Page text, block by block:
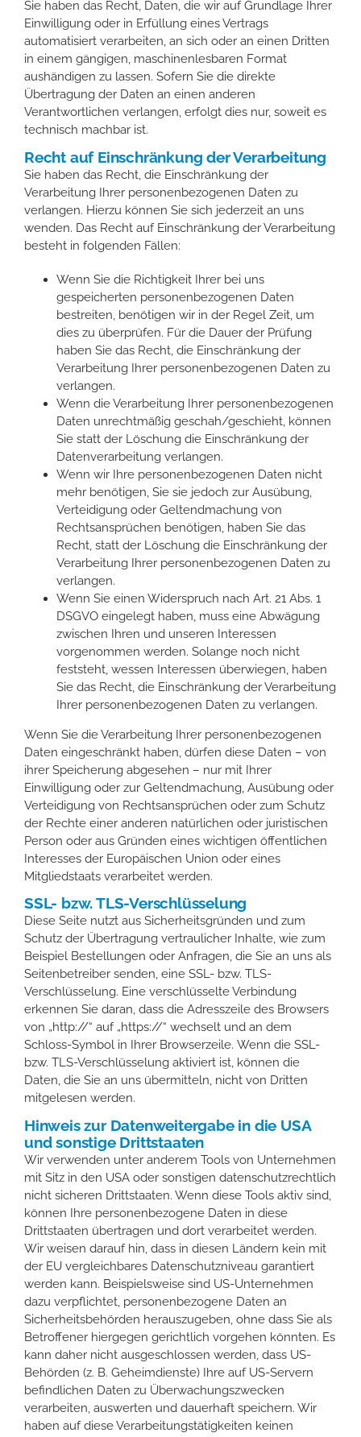
Sie haben das Recht, Daten, die wir auf Grundlage Ihrer
Einwilligung oder in Erfüllung eines Vertrags
automatisiert verarbeiten, an sich oder an einen Dritten
in einem gängigen, maschinenlesbaren Format
aushändigen zu lassen. Sofern Sie die direkte
Übertragung der Daten an einen anderen
Verantwortlichen verlangen, erfolgt dies nur, soweit es
technisch machbar ist.
Recht auf Einschränkung der Verarbeitung
Sie haben das Recht, die Einschränkung der
Verarbeitung Ihrer personenbezogenen Daten zu
verlangen. Hierzu können Sie sich jederzeit an uns
wenden. Das Recht auf Einschränkung der Verarbeitung
besteht in folgenden Fällen:
Wenn Sie die Richtigkeit Ihrer bei uns
gespeicherten personenbezogenen Daten
bestreiten, benötigen wir in der Regel Zeit, um
dies zu überprüfen. Für die Dauer der Prüfung
haben Sie das Recht, die Einschränkung der
Verarbeitung Ihrer personenbezogenen Daten zu
verlangen.
Wenn die Verarbeitung Ihrer personenbezogenen
Daten unrechtmäßig geschah/geschieht, können
Sie statt der Löschung die Einschränkung der
Datenverarbeitung verlangen.
Wenn wir Ihre personenbezogenen Daten nicht
mehr benötigen, Sie sie jedoch zur Ausübung,
Verteidigung oder Geltendmachung von
Rechtsansprüchen benötigen, haben Sie das
Recht, statt der Löschung die Einschränkung der
Verarbeitung Ihrer personenbezogenen Daten zu
verlangen.
Wenn Sie einen Widerspruch nach Art. 21 Abs. 1
DSGVO eingelegt haben, muss eine Abwägung
zwischen Ihren und unseren Interessen
vorgenommen werden. Solange noch nicht
feststeht, wessen Interessen überwiegen, haben
Sie das Recht, die Einschränkung der Verarbeitung
Ihrer personenbezogenen Daten zu verlangen.
Wenn Sie die Verarbeitung Ihrer personenbezogenen
Daten eingeschränkt haben, dürfen diese Daten – von
ihrer Speicherung abgesehen – nur mit Ihrer
Einwilligung oder zur Geltendmachung, Ausübung oder
Verteidigung von Rechtsansprüchen oder zum Schutz
der Rechte einer anderen natürlichen oder juristischen
Person oder aus Gründen eines wichtigen öffentlichen
Interesses der Europäischen Union oder eines
Mitgliedstaats verarbeitet werden.
SSL- bzw. TLS-Verschlüsselung
Diese Seite nutzt aus Sicherheitsgründen und zum
Schutz der Übertragung vertraulicher Inhalte, wie zum
Beispiel Bestellungen oder Anfragen, die Sie an uns als
Seitenbetreiber senden, eine SSL- bzw. TLS-
Verschlüsselung. Eine verschlüsselte Verbindung
erkennen Sie daran, dass die Adresszeile des Browsers
von „http://“ auf „https://“ wechselt und an dem
Schloss-Symbol in Ihrer Browserzeile. Wenn die SSL-
bzw. TLS-Verschlüsselung aktiviert ist, können die
Daten, die Sie an uns übermitteln, nicht von Dritten
mitgelesen werden.
Hinweis zur Datenweitergabe in die USA
und sonstige Drittstaaten
Wir verwenden unter anderem Tools von Unternehmen
mit Sitz in den USA oder sonstigen datenschutzrechtlich
nicht sicheren Drittstaaten. Wenn diese Tools aktiv sind,
können Ihre personenbezogene Daten in diese
Drittstaaten übertragen und dort verarbeitet werden.
Wir weisen darauf hin, dass in diesen Ländern kein mit
der EU vergleichbares Datenschutzniveau garantiert
werden kann. Beispielsweise sind US-Unternehmen
dazu verpflichtet, personenbezogene Daten an
Sicherheitsbehörden herauszugeben, ohne dass Sie als
Betroffener hiergegen gerichtlich vorgehen könnten. Es
kann daher nicht ausgeschlossen werden, dass US-
Behörden (z. B. Geheimdienste) Ihre auf US-Servern
befindlichen Daten zu Überwachungszwecken
verarbeiten, auswerten und dauerhaft speichern. Wir
haben auf diese Verarbeitungstätigkeiten keinen